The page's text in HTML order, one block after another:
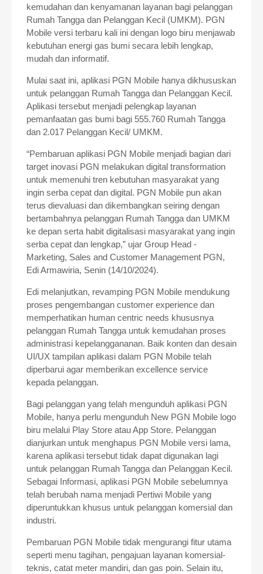
kemudahan dan kenyamanan layanan bagi pelanggan
Rumah Tangga dan Pelanggan Kecil (UMKM). PGN
Mobile versi terbaru kali ini dengan logo biru menjawab
kebutuhan energi gas bumi secara lebih lengkap,
mudah dan informatif.
Mulai saat ini, aplikasi PGN Mobile hanya dikhususkan
untuk pelanggan Rumah Tangga dan Pelanggan Kecil.
Aplikasi tersebut menjadi pelengkap layanan
pemanfaatan gas bumi bagi 555.760 Rumah Tangga
dan 2.017 Pelanggan Kecil/ UMKM.
“Pembaruan aplikasi PGN Mobile menjadi bagian dari
target inovasi PGN melakukan digital transformation
untuk memenuhi tren kebutuhan masyarakat yang
ingin serba cepat dan digital. PGN Mobile pun akan
terus dievaluasi dan dikembangkan seiring dengan
bertambahnya pelanggan Rumah Tangga dan UMKM
ke depan serta habit digitalisasi masyarakat yang ingin
serba cepat dan lengkap,” ujar Group Head -
Marketing, Sales and Customer Management PGN,
Edi Armawiria, Senin (14/10/2024).
Edi melanjutkan, revamping PGN Mobile mendukung
proses pengembangan customer experience dan
memperhatikan human centric needs khususnya
pelanggan Rumah Tangga untuk kemudahan proses
administrasi kepelanggananan. Baik konten dan desain
UI/UX tampilan aplikasi dalam PGN Mobile telah
diperbarui agar memberikan excellence service
kepada pelanggan.
Bagi pelanggan yang telah mengunduh aplikasi PGN
Mobile, hanya perlu mengunduh New PGN Mobile logo
biru melalui Play Store atau App Store. Pelanggan
dianjurkan untuk menghapus PGN Mobile versi lama,
karena aplikasi tersebut tidak dapat digunakan lagi
untuk pelanggan Rumah Tangga dan Pelanggan Kecil.
Sebagai Informasi, aplikasi PGN Mobile sebelumnya
telah berubah nama menjadi Pertiwi Mobile yang
diperuntukkan khusus untuk pelanggan komersial dan
industri.
Pembaruan PGN Mobile tidak mengurangi fitur utama
seperti menu tagihan, pengajuan layanan komersial-
teknis, catat meter mandiri, dan gas poin. Selain itu,